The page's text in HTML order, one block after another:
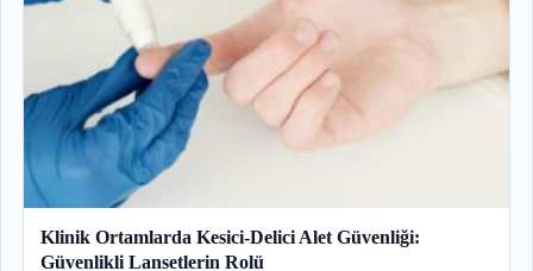
Klinik Ortamlarda Kesici-Delici Alet Güvenliği:
Güvenlikli Lansetlerin Rolü